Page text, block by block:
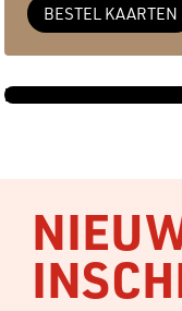
BESTEL KAARTEN
BEKIJK DE